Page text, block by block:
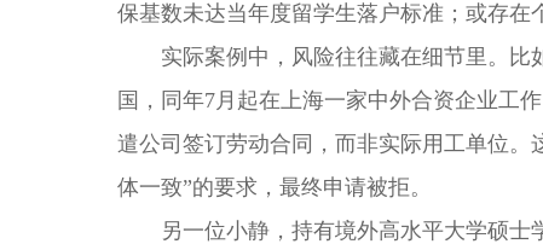
保基数未达当年度留学生落户标准；或存在
实际案例中，风险往往藏在细节里。比
国，同年7月起在上海一家中外合资企业工
遣公司签订劳动合同，而非实际用工单位
体一致”的要求，最终申请被拒。
另一位小静，持有境外高水平大学硕士学